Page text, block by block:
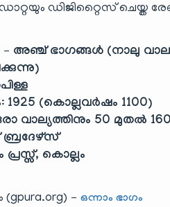
ഡിജിറ്റൈസ് ചെയ്ത
– അഞ്ച് ഭാഗങ്ങൾ (നാലു
1925 (കൊല്ലവർഷം 1100)
വാല്യത്തിനും 50 മുതൽ
ബ്രദേഴ്സ്
കൊല്ലം
–ഒന്നാം ഭാഗം